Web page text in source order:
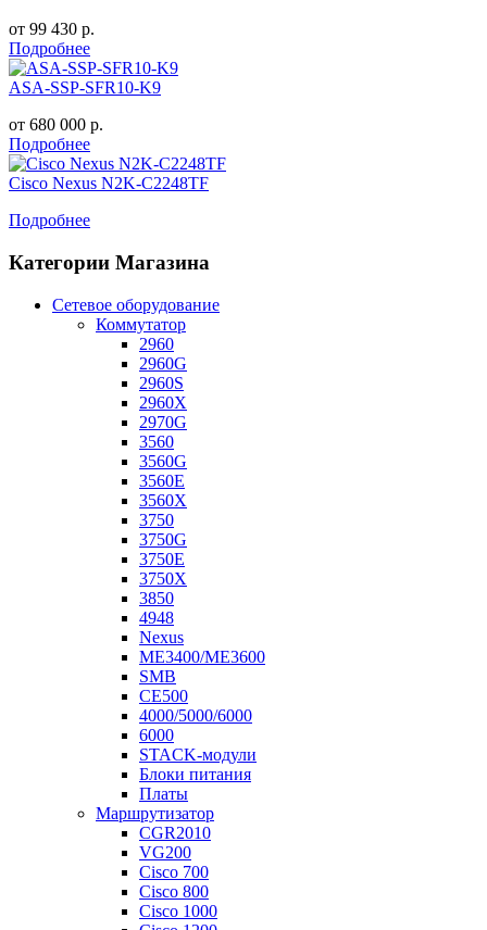
от 99 430 р.
Подробнее
ASA-SSP-SFR10-K9
от 680 000 р.
Подробнее
Cisco Nexus N2K-C2248TF
Подробнее
Категории Магазина
Сетевое оборудование
Коммутатор
2960
2960G
2960S
2960X
2970G
3560
3560G
3560E
3560X
3750
3750G
3750E
3750X
3850
4948
Nexus
ME3400/ME3600
SMB
CE500
4000/5000/6000
6000
STACK-модули
Блоки питания
Платы
Маршрутизатор
CGR2010
VG200
Cisco 700
Cisco 800
Cisco 1000